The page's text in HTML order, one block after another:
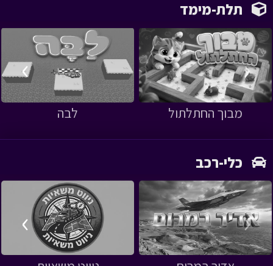
מבוך החתלתול לבה
‹
›
‹
›